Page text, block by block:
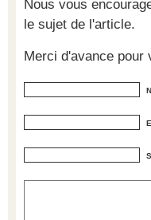
Nous vous
le sujet de l'article.
Merci d'avance pour